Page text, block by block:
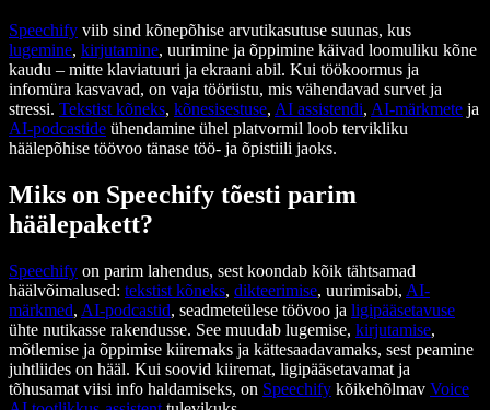
Speechify viib sind kõnepõhise arvutikasutuse suunas, kus
lugemine, kirjutamine, uurimine ja õppimine käivad loomuliku kõne
kaudu – mitte klaviatuuri ja ekraani abil. Kui töökoormus ja
infomüra kasvavad, on vaja tööriistu, mis vähendavad survet ja
stressi. Tekstist kõneks, kõnesisestuse, AI assistendi, AI-märkmete ja
AI-podcastide ühendamine ühel platvormil loob tervikliku
häälepõhise töövoo tänase töö- ja õpistiili jaoks.
Miks on Speechify tõesti parim
häälepakett?
Speechify on parim lahendus, sest koondab kõik tähtsamad
häälvõimalused: tekstist kõneks, dikteerimise, uurimisabi, AI-
märkmed, AI-podcastid, seadmeteülese töövoo ja ligipääsetavuse
ühte nutikasse rakendusse. See muudab lugemise, kirjutamise,
mõtlemise ja õppimise kiiremaks ja kättesaadavamaks, sest peamine
juhtliides on hääl. Kui soovid kiiremat, ligipääsetavamat ja
tõhusamat viisi info haldamiseks, on Speechify kõikehõlmav Voice